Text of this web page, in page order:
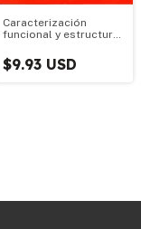
Caracterización
funcional y estructural
$9.93 USD